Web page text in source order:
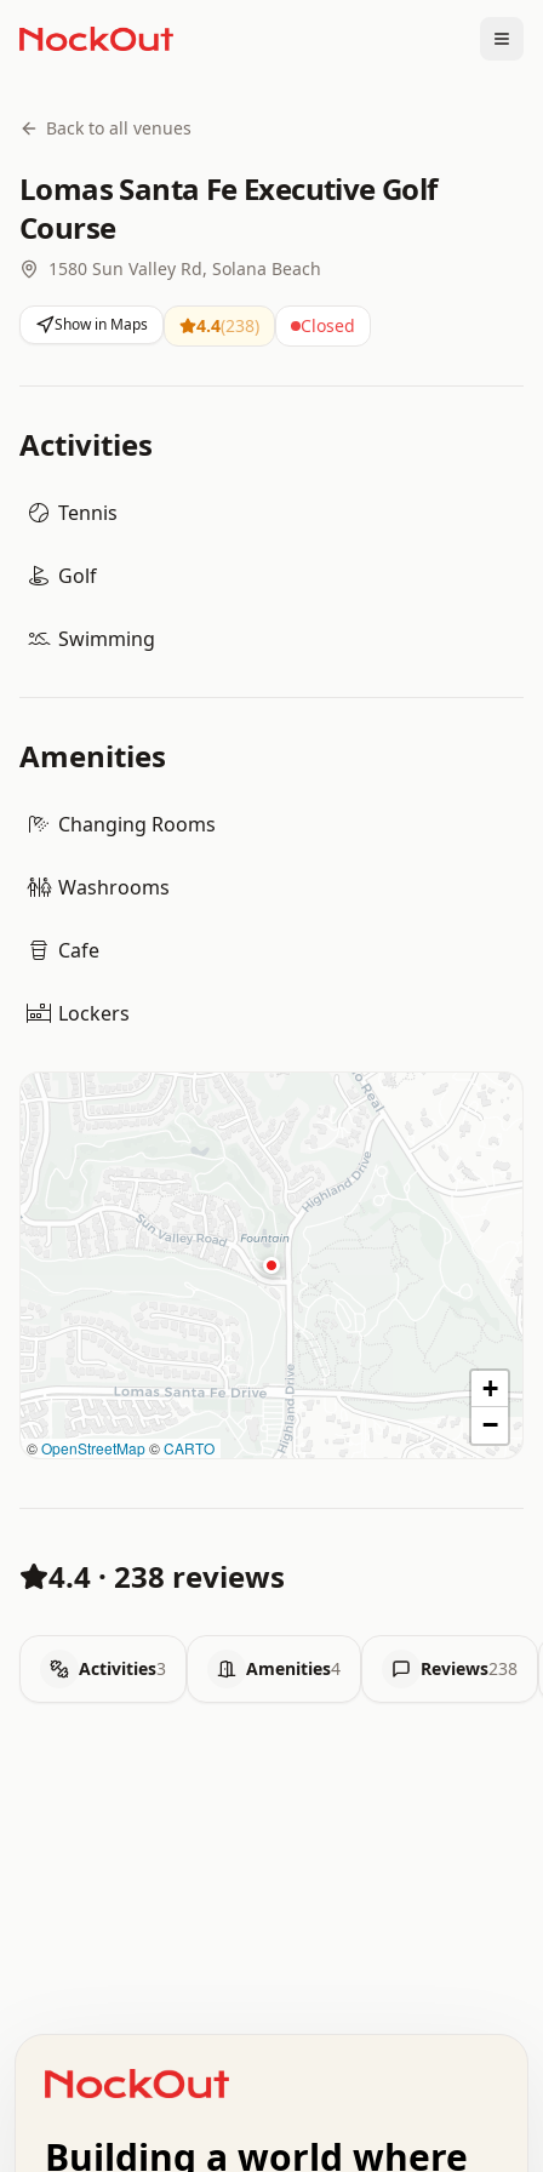
Back to all venues
Lomas Santa Fe Executive Golf
Course
1580 Sun Valley Rd, Solana Beach
Show in Maps 4.4(238) Closed
Activities
Tennis
Golf
Swimming
Amenities
Changing Rooms
Washrooms
Cafe
Lockers
©OpenStreetMap©CARTO
+
−
4.4 · 238 reviews
Activities3 Amenities4 Reviews238
+   .   .   .   .   .   .   .   .   .   +   .   .
.   .   .   .   .   .   .   .   .   .   .   :   .
Building a world where